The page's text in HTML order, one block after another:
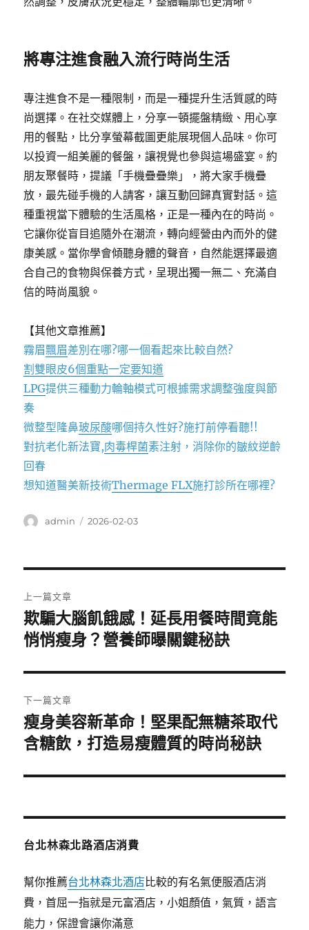
將專注進食融入流行時尚生活
專注進食不是一種限制，而是一種提升生活質感的時
尚選擇。在社交媒體上，分享一頓擺盤精緻、用心享
用的餐點，比分享螢幕截圖更能展現個人品味。你可
以投資一組美麗的餐盤，讓視覺也參與這場盛宴。約
朋友聚餐時，提議「手機疊疊樂」，將大家手機疊
放，最先碰手機的人請客，讓互動回歸真實對話。這
種重視當下體驗的生活風格，正是一種內在的時尚。
它讓你從盲目追隨外在潮流，轉向經營由內而外的健
康美感。當你學會傾聽身體的聲音，自然能選擇最適
合自己的食物與保養方式，呈現出獨一無二、充滿自
信的時尚風貌。
【其他文章推薦】
霧眉飄眉差別在哪?哪一個看起來比較自然?
割雙眼皮6個重點一定要知道
LPG提供三種動力輪軸模式可根據需求調整強度與節
奏
微整型隆鼻玻尿酸哪個持久性好?施打前停看聽!!
對抗老化新法寶,肉毒桿菌素注射，消除你的皺紋逆齡
回春
想知道醫美新技術Thermage FLX施打診所在哪裡?
作
admin
發
2026-02-03
章
導
覽
上一篇文章
上
一
文
章:
欺騙大腦飢餓感！延長用餐時間竟能
悄悄瘦身？營養師曝關鍵秘訣
下一篇文章
下
一
文
瘦身美容新革命！堅果配無糖茶取代
含糖飲，打造易瘦體質的時尚秘訣
台北林森北路酒店消費
幫你推薦台北林森北酒店比較的有名氣便服酒店消
費，首屈一指就是元富酒店，小姐顏值，氣質，語言
能力，保證會讓你滿意